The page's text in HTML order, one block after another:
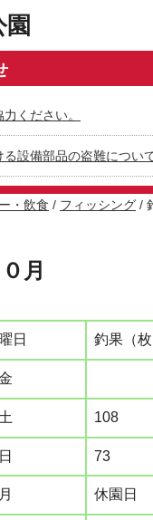
ください。
る設備部品の盗難につい
・飲食 / フィッシング /
月
曜日 釣果（枚
土 108
日 73
月 休園日